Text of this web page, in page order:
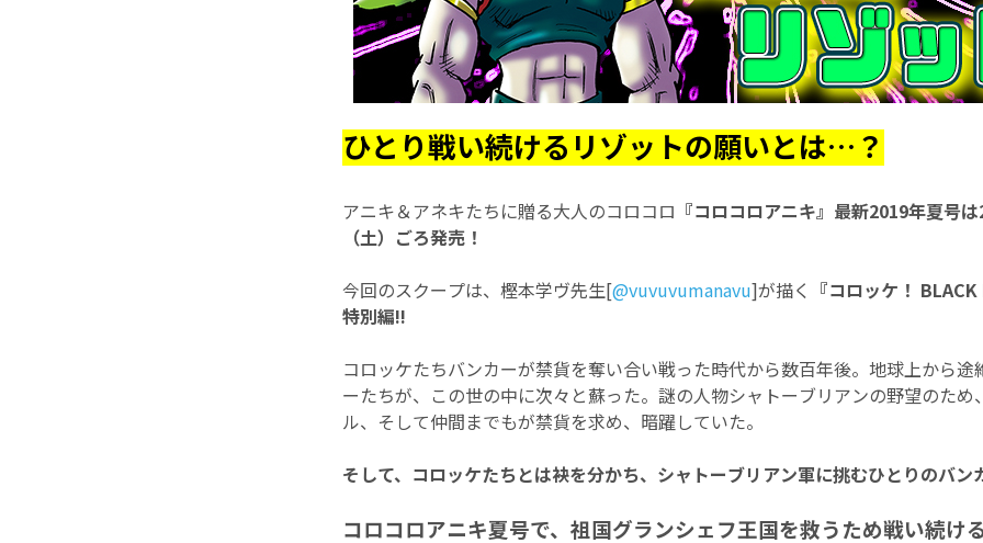
ひとり戦い続けるリゾットの願いとは…？
アニキ＆アネキたちに贈る大人のコロコロ 『コロコロアニキ』最新2019年夏号
（土）ごろ発売！
今回のスクープは、樫本学ヴ先生[@vuvuvumanavu]が描く 『コロッケ！
特別編!!
コロッケたちバンカーが禁貨を奪い合い戦った時代から数百年後。地球上から途
ーたちが、この世の中に次々と蘇った。謎の人物シャトーブリアンの野望のため
ル、そして仲間までもが禁貨を求め、暗躍していた。
そして、コロッケたちとは袂を分かち、シャトーブリアン軍に挑むひとりのバン
コロコロアニキ夏号で、祖国グランシェフ王国を救うため戦い続け